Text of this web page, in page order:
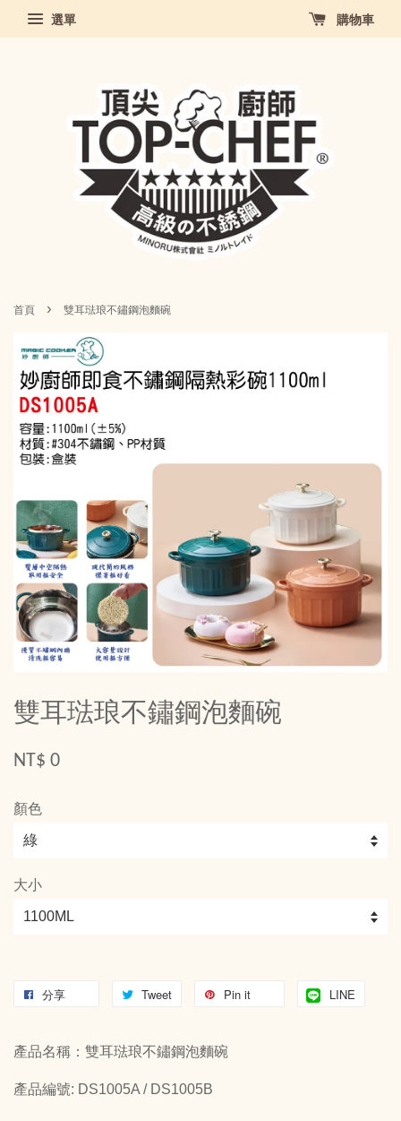
選單 購物車
首頁 › 雙耳琺琅不鏽鋼泡麵碗
雙耳琺琅不鏽鋼泡麵碗
NT$ 0
顏色
大小
分享 Tweet Pin it LINE
產品名稱：雙耳琺琅不鏽鋼泡麵碗
產品編號: DS1005A / DS1005B